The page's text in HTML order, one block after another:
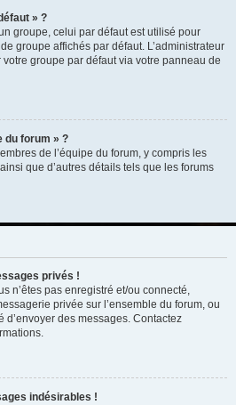
» ?
groupe, celui par défaut est utilisé pour
groupe affichés par défaut. L’administrateur
groupe par défaut via votre panneau de
du forum » ?
de l’équipe du forum, y compris les
que d’autres détails tels que les forums
privés !
n’êtes pas enregistré et/ou connecté,
privée sur l’ensemble du forum, ou
d’envoyer des messages. Contactez
indésirables !